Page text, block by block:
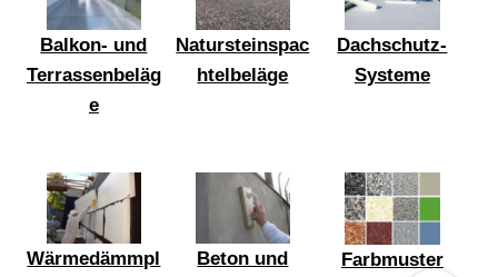
Balkon- und
Terrassenbeläg
e
Natursteinspac
htelbeläge
Dachschutz-
Systeme
Wärmedämmpl
Beton und
Farbmuster